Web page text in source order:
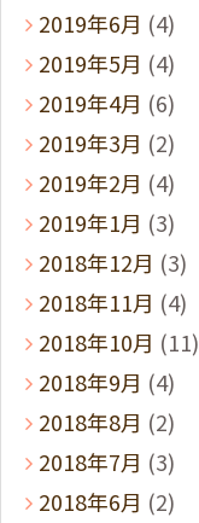
2019年6月 (4)
2019年5月 (4)
2019年4月 (6)
2019年3月 (2)
2019年2月 (4)
2019年1月 (3)
2018年12月 (3)
2018年11月 (4)
2018年10月 (11)
2018年9月 (4)
2018年8月 (2)
2018年7月 (3)
2018年6月 (2)